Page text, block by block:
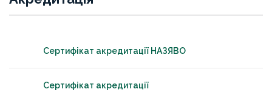
Сертифікат акредитації НАЗЯВО
Сертифікат акредитації